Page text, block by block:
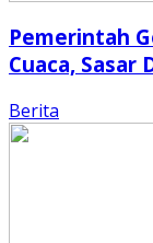
Pemerintah
Cuaca, Sasar
Berita